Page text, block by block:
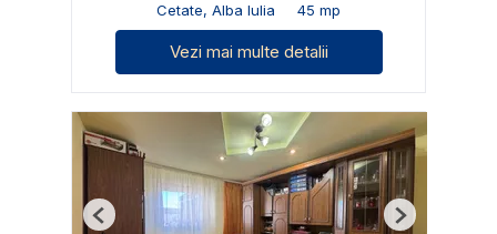
Cetate, Alba Iulia
45 mp
Vezi mai multe detalii
Previous Next